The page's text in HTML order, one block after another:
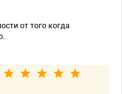
от того когда